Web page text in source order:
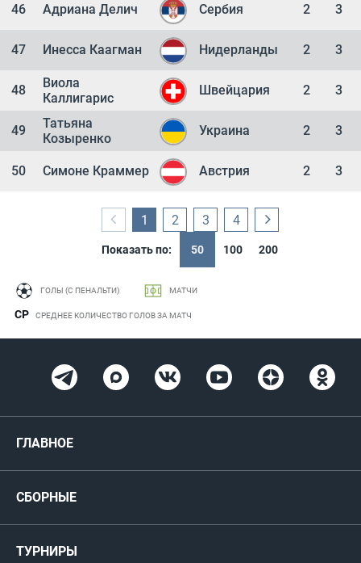
46 Адриана Делич Сербия 2 3
47 Инесса Каагман Нидерланды 2 3
48
Виола
Каллигарис
Швейцария 2 3
49
Татьяна
Козыренко
Украина 2 3
50 Симоне Краммер Австрия 2 3
Показать по: 50 100 200
1 2 3 4
ГОЛЫ (С ПЕНАЛЬТИ) МАТЧИ
СР СРЕДНЕЕ КОЛИЧЕСТВО ГОЛОВ ЗА МАТЧ
ГЛАВНОЕ
Карта болельщика
СБОРНЫЕ
ТУРНИРЫ